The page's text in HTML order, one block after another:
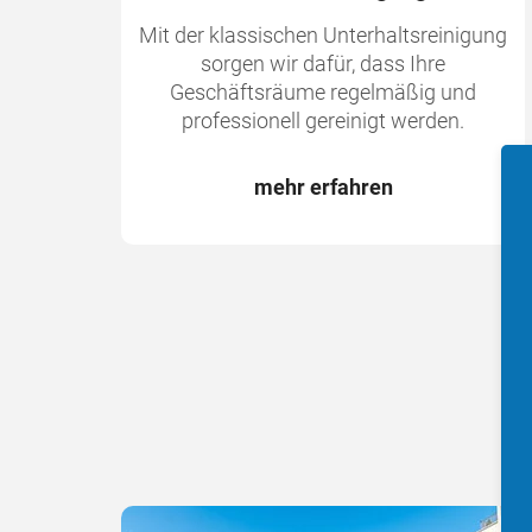
Mit der klassischen Unterhaltsreinigung
sorgen wir dafür, dass Ihre
Geschäftsräume regelmäßig und
professionell gereinigt werden.
mehr erfahren